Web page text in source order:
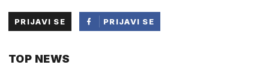
PRIJAVI SE
PRIJAVI SE
TOP NEWS